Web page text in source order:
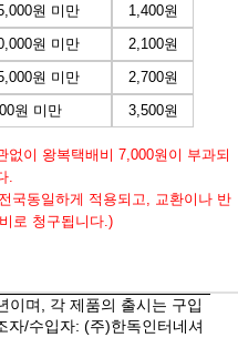
원 미만
1,400원
원 미만
2,100원
원 미만
2,700원
원 미만 3,500원
이 왕복택배비 7,000원이 부과되
.
국동일하게 적용되고, 교환이나 반
로 청구됩니다.)
이며, 각 제품의 출시는 구입
자/수입자: (주)한독인터네셔